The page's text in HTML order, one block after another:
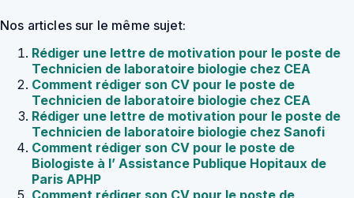
Nos articles sur le même sujet:
Rédiger une lettre de motivation pour le poste de
Technicien de laboratoire biologie chez CEA
Comment rédiger son CV pour le poste de
Technicien de laboratoire biologie chez CEA
Rédiger une lettre de motivation pour le poste de
Technicien de laboratoire biologie chez Sanofi
Comment rédiger son CV pour le poste de
Biologiste à l’ Assistance Publique Hopitaux de
Paris APHP